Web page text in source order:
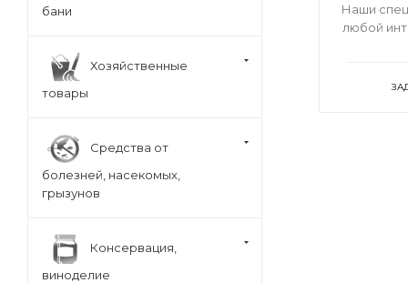
Наши
любой
бани
Хозяйственные
товары
Средства от
болезней, насекомых,
грызунов
Консервация,
виноделие